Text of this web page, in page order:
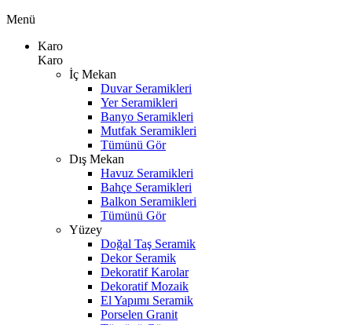
Menü
Karo
Karo
İç Mekan
Duvar Seramikleri
Yer Seramikleri
Banyo Seramikleri
Mutfak Seramikleri
Tümünü Gör
Dış Mekan
Havuz Seramikleri
Bahçe Seramikleri
Balkon Seramikleri
Tümünü Gör
Yüzey
Doğal Taş Seramik
Dekor Seramik
Dekoratif Karolar
Dekoratif Mozaik
El Yapımı Seramik
Porselen Granit